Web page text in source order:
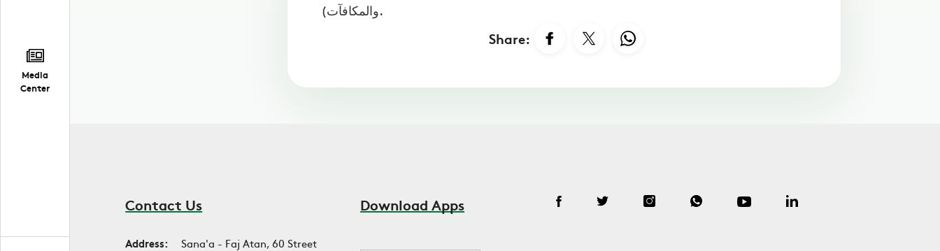
Media
Center
والمكافآت).
Share:
Contact Us
Address:
Sana'a - Faj Atan, 60 Street
Download Apps